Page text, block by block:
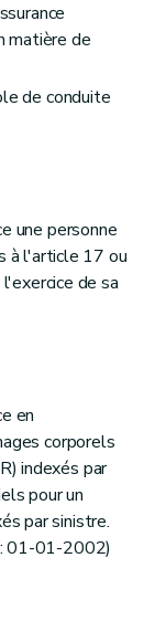
matière de
de conduite
une personne
à l'article 17 ou
de sa
en
corporels
indexés par
pour un
par sinistre.
01-01-2002)